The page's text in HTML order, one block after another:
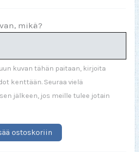
mikä?
kuvan tähän paitaan, kirjoita
kenttään. Seuraa vielä
jälkeen, jos meille tulee jotain
ostoskoriin